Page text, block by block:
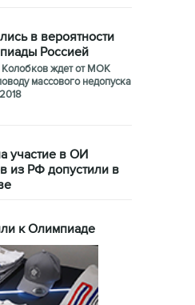
в вероятности
Россией
Колобков ждет от МОК
массового недопуска
участие в ОИ
из РФ допустили в
к Олимпиаде